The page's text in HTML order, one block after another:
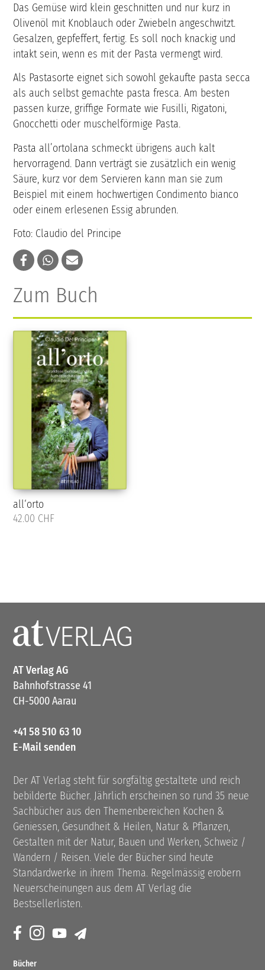
Das Gemüse wird klein geschnitten und nur kurz in
Olivenöl mit Knoblauch oder Zwiebeln angeschwitzt.
Gesalzen, gepfeffert, fertig. Es soll noch knackig und
intakt sein, wenn es mit der Pasta vermengt wird.
Als Pastasorte eignet sich sowohl gekaufte pasta secca
als auch selbst gemachte pasta fresca. Am besten
passen kurze, griffige Formate wie Fusilli, Rigatoni,
Gnocchetti oder muschelförmige Pasta.
Pasta all’ortolana schmeckt übrigens auch kalt
hervorragend. Dann verträgt sie zusätzlich ein wenig
Säure, kurz vor dem Servieren kann man sie zum
Beispiel mit einem hochwertigen Condimento bianco
oder einem erlesenen Essig abrunden.
Foto: Claudio del Principe
Zum Buch
all‘orto
42.00 CHF
AT Verlag AG
Bahnhofstrasse 41
CH-5000 Aarau
+41 58 510 63 10
E-Mail senden
Der AT Verlag steht für sorgfältig gestaltete und reich
bebilderte Bücher. Jährlich erscheinen so rund 35 neue
Sachbücher aus den Themenbereichen Kochen &
Geniessen, Gesundheit & Heilen, Natur & Pflanzen,
Gestalten mit der Natur, Bauen und Werken, Schweiz /
Wandern / Reisen. Viele der Bücher sind heute
Standardwerke in ihrem Thema. Regelmässig erobern
Neuerscheinungen aus dem AT Verlag die
Bestsellerlisten.
Bücher